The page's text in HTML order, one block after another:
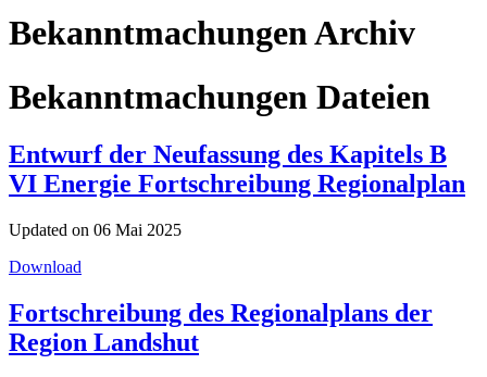
Bekanntmachungen Archiv
Bekanntmachungen Dateien
Entwurf der Neufassung des Kapitels B
VI Energie Fortschreibung Regionalplan
Updated on 06 Mai 2025
Download
Fortschreibung des Regionalplans der
Region Landshut